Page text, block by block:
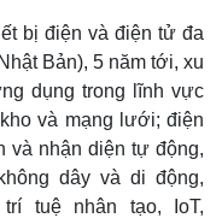
bị điện và điện tử đa
Bản), 5 năm tới, xu
dụng trong lĩnh vực
và mạng lưới; điện
và nhận diện tự động,
dây và di động,
tuệ nhân tạo, IoT,